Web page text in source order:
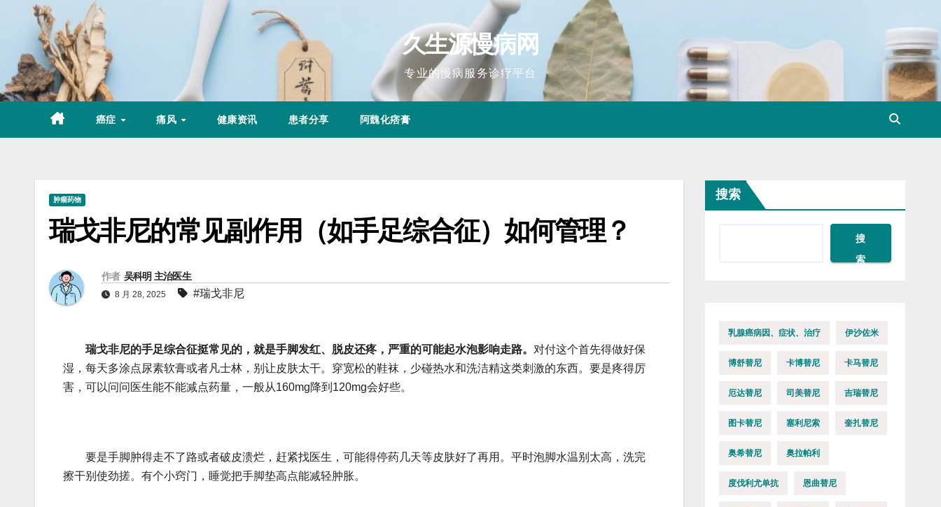
content
久生源慢病网
专业的慢病服务诊疗平台
癌症 痛风 健康资讯 患者分享 阿魏化痞膏
肿瘤药物
瑞戈非尼的常见副作用（如手足综合征）如何管理？
作者 吴科明 主治医生
8 月 28, 2025 #瑞戈非尼
瑞戈非尼的手足综合征挺常见的，就是手脚发红、脱皮还疼，严重的可能起水泡影响走路。 对付这个首先得做好保
湿，每天多涂点尿素软膏或者凡士林，别让皮肤太干。穿宽松的鞋袜，少碰热水和洗洁精这类刺激的东西。要是疼得厉
害，可以问问医生能不能减点药量，一般从160mg降到120mg会好些。
要是手脚肿得走不了路或者破皮溃烂，赶紧找医生，可能得停药几天等皮肤好了再用。平时泡脚水温别太高，洗完
擦干别使劲搓。有个小窍门，睡觉把手脚垫高点能减轻肿胀。
搜索
搜
索
乳腺癌病因、症状、治疗 伊沙佐米
博舒替尼 卡博替尼 卡马替尼
厄达替尼 司美替尼 吉瑞替尼
图卡替尼 塞利尼索 奎扎替尼
奥希替尼 奥拉帕利
度伐利尤单抗 恩曲替尼